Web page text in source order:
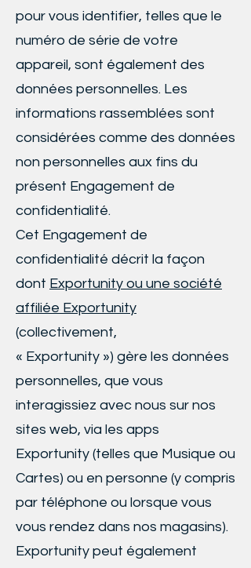
pour vous identifier, telles que le
numéro de série de votre
appareil, sont également des
données personnelles. Les
informations rassemblées sont
considérées comme des données
non personnelles aux fins du
présent Engagement de
confidentialité.
Cet Engagement de
confidentialité décrit la façon
dont Exportunity ou une société
affiliée Exportunity
(collectivement,
« Exportunity ») gère les données
personnelles, que vous
interagissiez avec nous sur nos
sites web, via les apps
Exportunity (telles que Musique ou
Cartes) ou en personne (y compris
par téléphone ou lorsque vous
vous rendez dans nos magasins).
Exportunity peut également